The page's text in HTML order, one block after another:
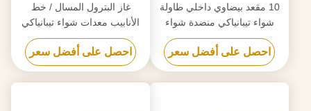
10 مقعد بيضاوي داخلي طاولة
شواء تيبانياكي منضدة شواء
يابانية التكوين الأساسي
احصل على أفضل سعر
غاز البترول المسال / خط
الأنابيب معدات شواء تيبانياكي
داخلي مع مستخرج الهواء
احصل على أفضل سعر